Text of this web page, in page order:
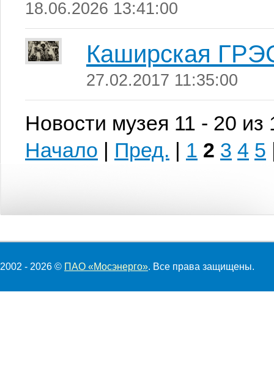
18.06.2026 13:41:00
Каширская
27.02.2017 11:35:00
Новости музея 11 - 20 из
Начало | Пред. | 1 2 3 4 5
2002 - 2026 © ПАО «Мосэнерго». Все права защищены.